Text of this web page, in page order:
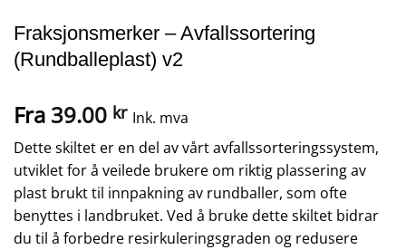
Fraksjonsmerker – Avfallssortering
(Rundballeplast) v2
Fra 39.00 kr Ink. mva
Dette skiltet er en del av vårt avfallssorteringssystem,
utviklet for å veilede brukere om riktig plassering av
plast brukt til innpakning av rundballer, som ofte
benyttes i landbruket. Ved å bruke dette skiltet bidrar
du til å forbedre resirkuleringsgraden og redusere